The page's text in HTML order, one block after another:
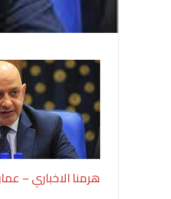
هرمنا الاخباري –